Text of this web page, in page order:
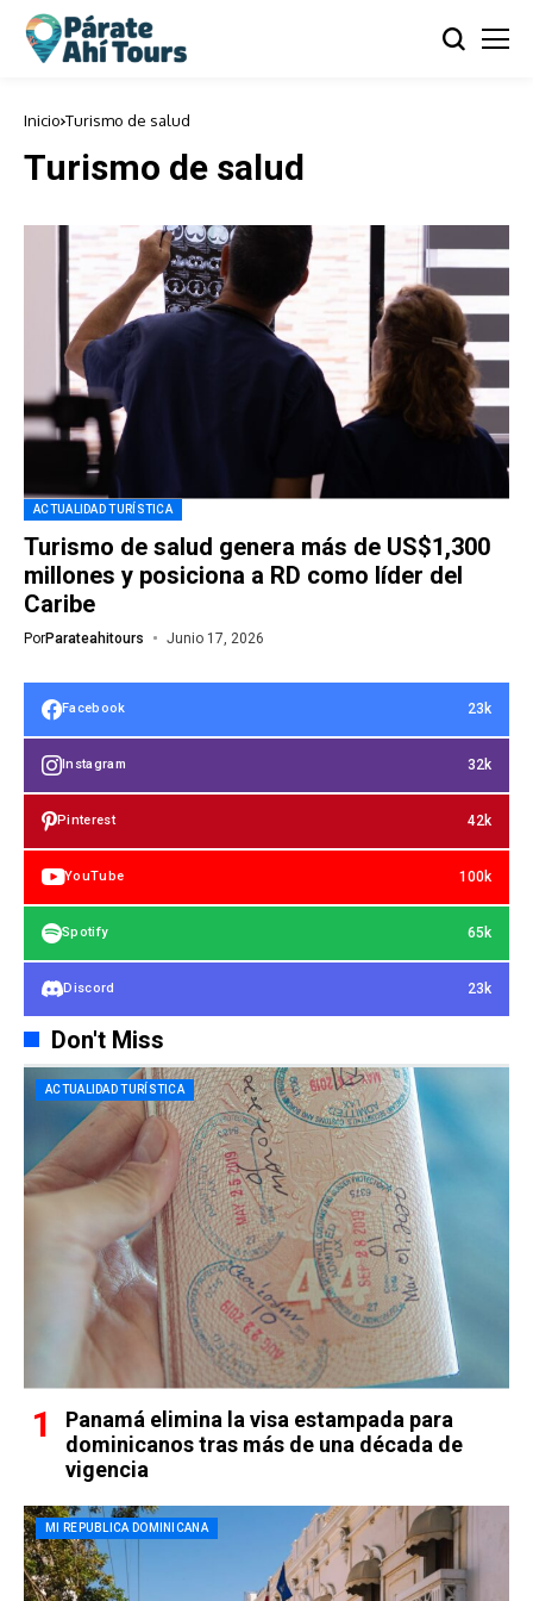
Inicio Turismo de salud
Turismo de salud
ACTUALIDAD TURÍSTICA
Turismo de salud genera más de US$1,300
millones y posiciona a RD como líder del
Caribe
PorParateahitours Junio 17, 2026
Facebook 23k
Instagram 32k
Pinterest 42k
YouTube 100k
Spotify 65k
Discord 23k
Don't Miss
ACTUALIDAD TURÍSTICA
Panamá elimina la visa estampada para
dominicanos tras más de una década de
vigencia
MI REPUBLICA DOMINICANA